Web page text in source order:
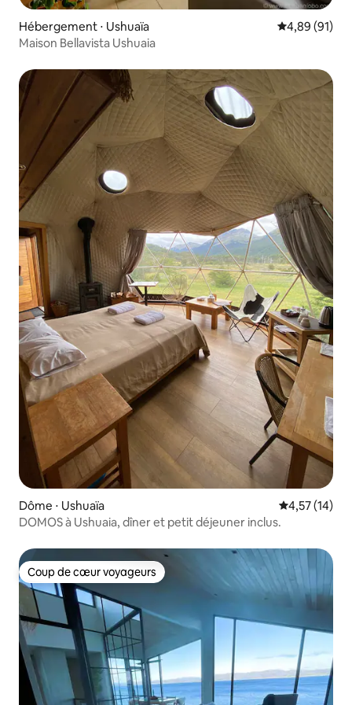
Hébergement ⋅ Ushuaïa Évaluation
4,89 (91)
Maison Bellavista Ushuaia
Dôme ⋅ Ushuaïa Évaluation
4,57 (14)
DOMOS à Ushuaia, dîner et petit déjeuner inclus.
Coup de cœur voyageurs
Coup de cœur voyageurs